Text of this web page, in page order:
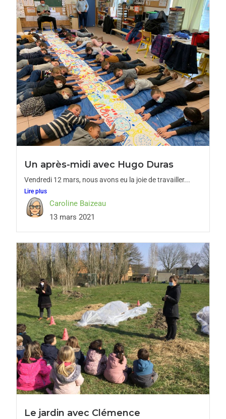
Un après-midi avec Hugo Duras
Vendredi 12 mars, nous avons eu la joie de travailler...
Lire plus
Caroline Baizeau
13 mars 2021
Le jardin avec Clémence